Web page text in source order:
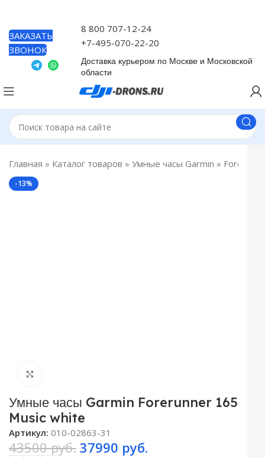
ЗАКАЗАТЬ
ЗВОНОК
8 800 707-12-24
+7-495-070-22-20
Доставка курьером по Москве и Московской
области
Главная » Каталог товаров »Умные часы Garmin »
-13%
Умные часы Garmin Forerunner 165
Music white
Артикул:010-02863-31
43500руб. 37990 руб.